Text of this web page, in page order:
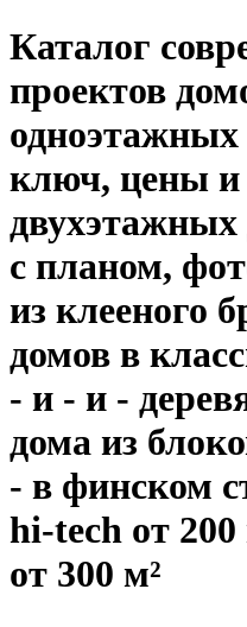
Каталог
проектов
одноэтажных
ключ, цены
с планом,
из клееного
домов в
- и - и -
дома из
- в финском
hi-tech от 200
от 300 м²